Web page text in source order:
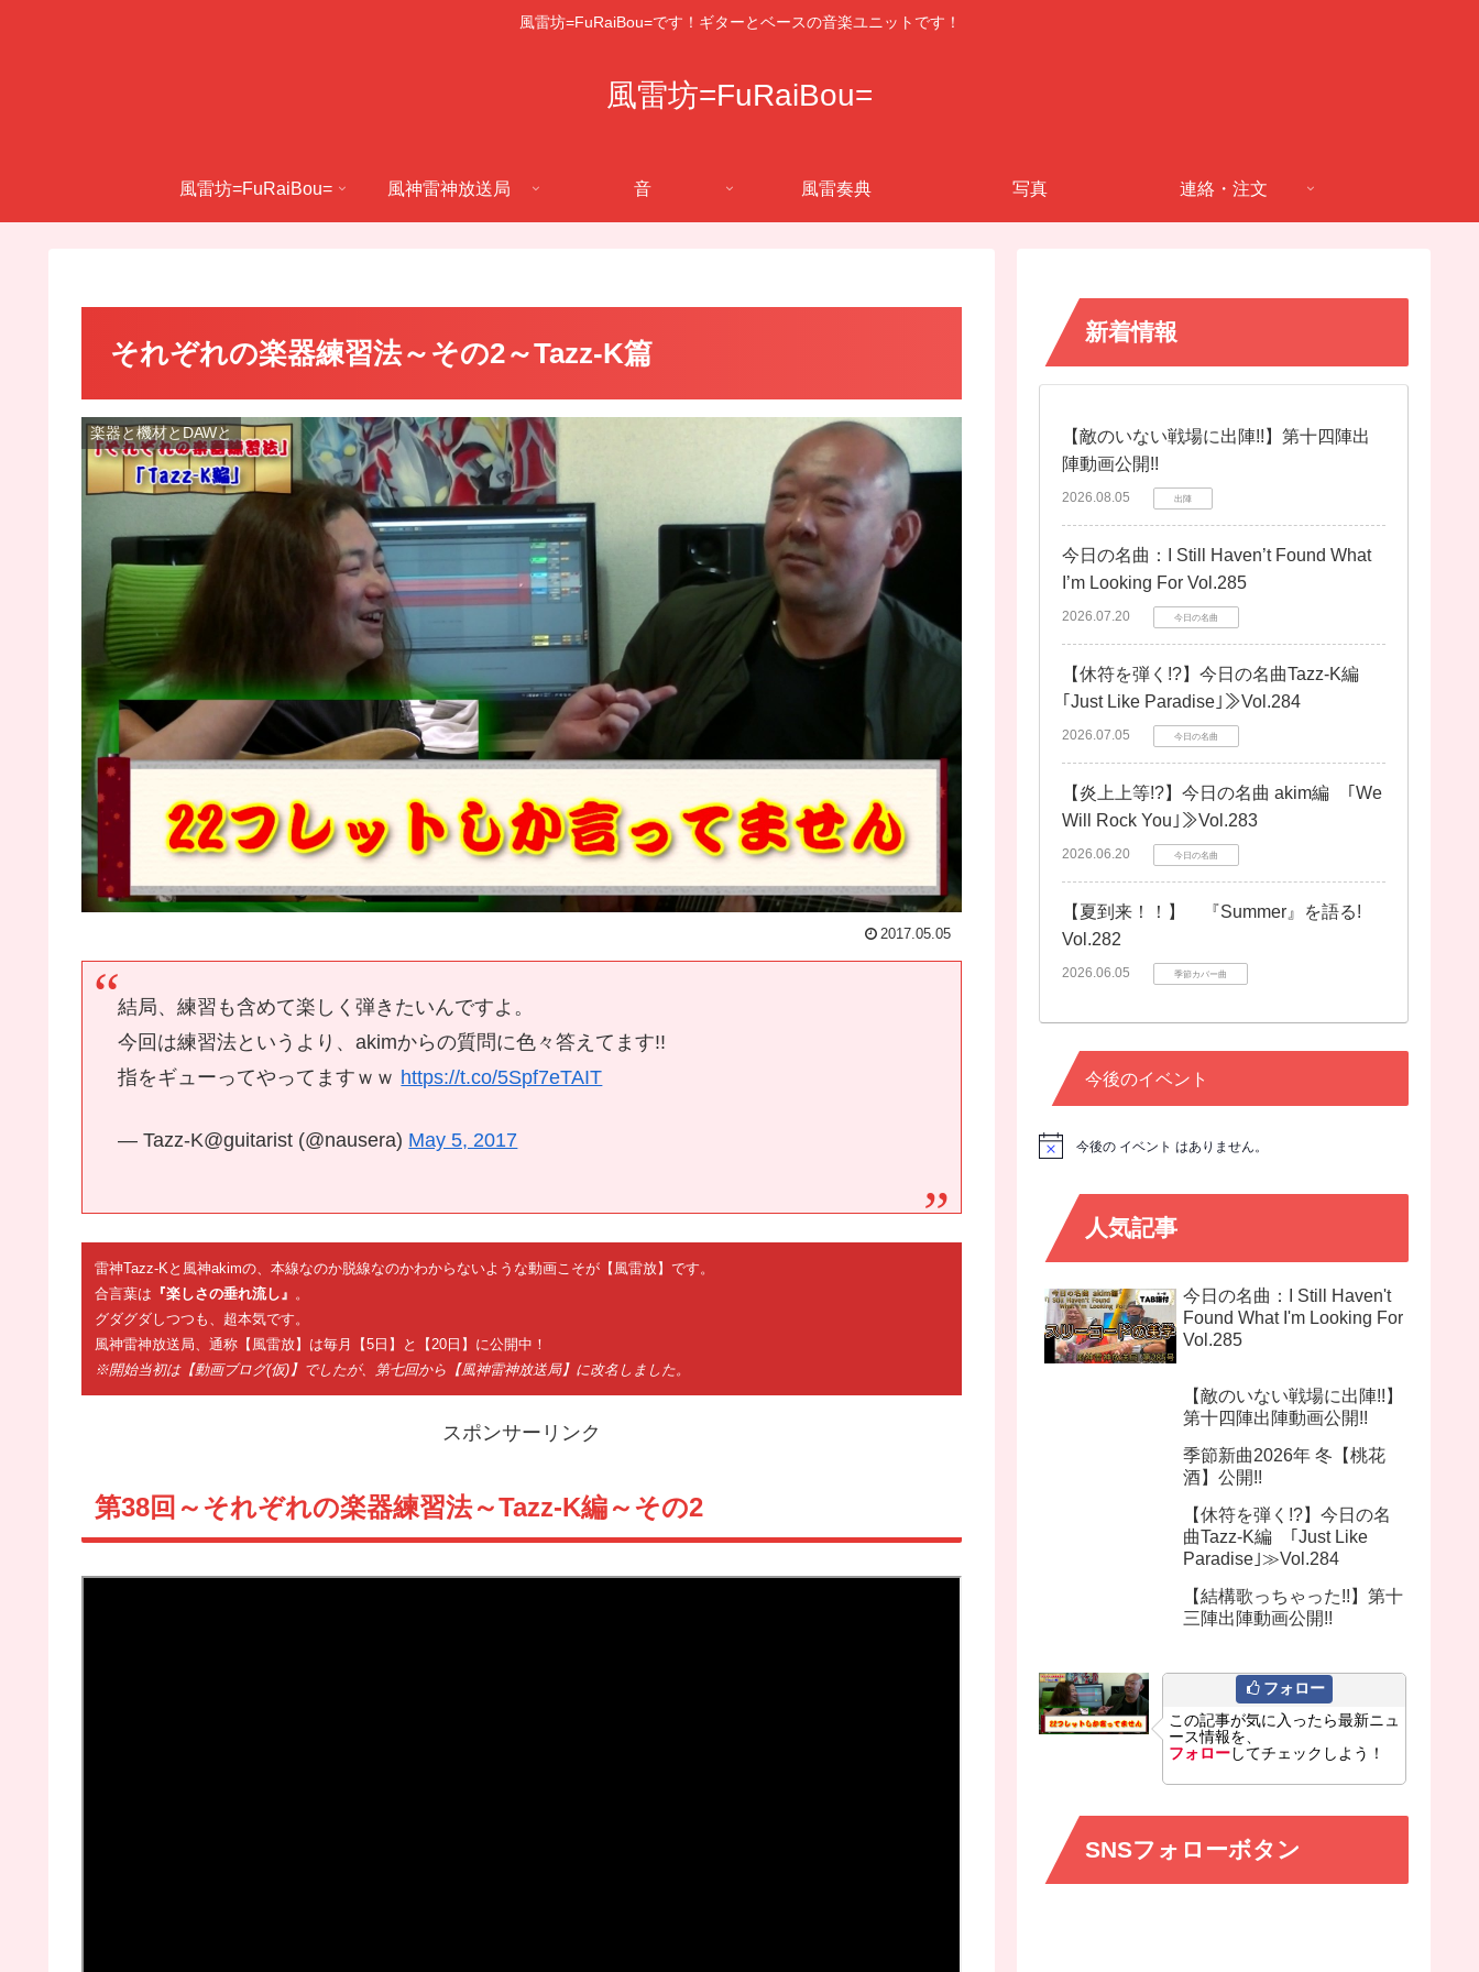
風雷坊=FuRaiBou=です！ギターとベースの音楽ユニットです！
風雷坊=FuRaiBou=
風雷坊=FuRaiBou= 風神雷神放送局 音 風雷奏典 写真 連絡・注文
それぞれの楽器練習法～その2～Tazz-K篇
楽器と機材とDAWと
2017.05.05
結局、練習も含めて楽しく弾きたいんですよ。
今回は練習法というより、akimからの質問に色々答えてます!!
指をギューってやってますｗｗ https://t.co/5Spf7eTAIT
— Tazz-K@guitarist (@nausera) May 5, 2017
雷神Tazz-Kと風神akimの、本線なのか脱線なのかわからないような動画こそが【風雷放】です。
合言葉は 『楽しさの垂れ流し』 。
グダグダしつつも、超本気です。
風神雷神放送局、通称【風雷放】は毎月【5日】と【20日】に公開中！
※開始当初は【動画ブログ(仮)】でしたが、第七回から【風神雷神放送局】に改名しました。
スポンサーリンク
第38回～それぞれの楽器練習法～Tazz-K編～その2
新着情報
【敵のいない戦場に出陣!!】第十四陣出
陣動画公開!!
2026.08.05 出陣
今日の名曲：I Still Haven’t Found What
I’m Looking For Vol.285
2026.07.20 今日の名曲
【休符を弾く!?】今日の名曲Tazz-K編
｢Just Like Paradise｣≫Vol.284
2026.07.05 今日の名曲
【炎上上等!?】今日の名曲 akim編 ｢We
Will Rock You｣≫Vol.283
2026.06.20 今日の名曲
【夏到来！！】 『Summer』を語る!
Vol.282
2026.06.05 季節カバー曲
今後のイベント
N
今後の イベント はありません。
人気記事
今日の名曲：I Still Haven't
Found What I'm Looking For
Vol.285
【敵のいない戦場に出陣!!】
第十四陣出陣動画公開!!
季節新曲2026年 冬【桃花
酒】公開!!
【休符を弾く!?】今日の名
曲Tazz-K編 ｢Just Like
Paradise｣≫Vol.284
【結構歌っちゃった!!】第十
三陣出陣動画公開!!
フォロー
この記事が気に入ったら最新ニュ
ース情報を、
フォローしてチェックしよう！
SNSフォローボタン